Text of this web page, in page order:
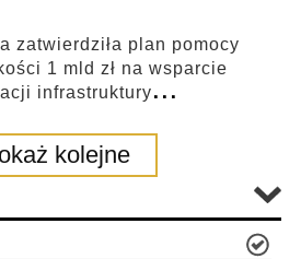
zatwierdziła plan pomocy
1 mld zł na wsparcie
infrastruktury...
kolejne